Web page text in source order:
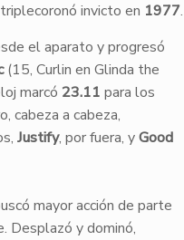
invicto en 1977.
el aparato y progresó
(15, Curlin en Glinda the
marcó 23.11 para los
cabeza a cabeza,
Justify, por fuera, yGood
mayor acción de parte
Desplazó y dominó,